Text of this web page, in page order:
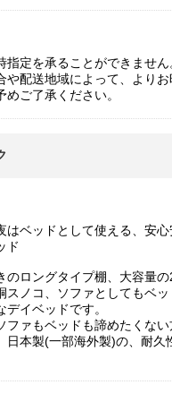
定を承ることができません
や配送地域によって、より
めご了承ください。
はベッドとして使える、安
ド
のロングタイプ棚、大容量
スノコ、ソファとしてもベ
デイベッドです。
ファもベッドも諦めたくな
日本製(一部海外製)の、耐久